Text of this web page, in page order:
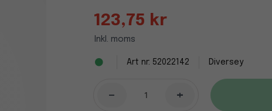
123,75 kr
Inkl. moms
52022142 Diversey
- +